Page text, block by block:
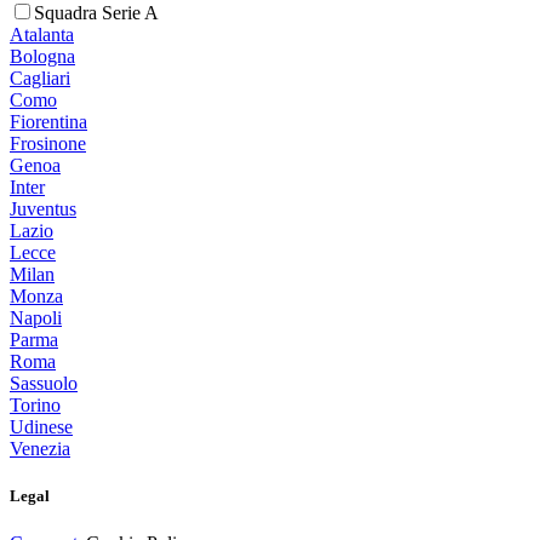
Squadra Serie A
Atalanta
Bologna
Cagliari
Como
Fiorentina
Frosinone
Genoa
Inter
Juventus
Lazio
Lecce
Milan
Monza
Napoli
Parma
Roma
Sassuolo
Torino
Udinese
Venezia
Legal